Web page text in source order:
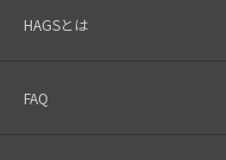
HAGSとは
FAQ